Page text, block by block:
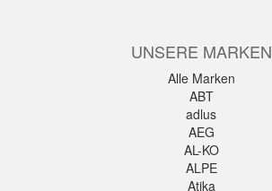
UNSERE MARKEN
Alle Marken
ABT
adlus
AEG
AL-KO
ALPE
Atika